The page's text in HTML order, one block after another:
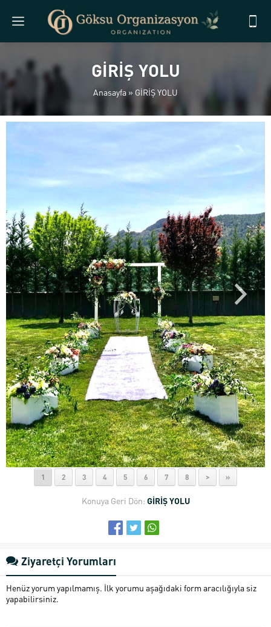
GİRİŞ YOLU
Anasayfa» GİRİŞ YOLU
1 2 3 4 5 6 7 8 > »
Konuya Geri Dön: GİRİŞ YOLU
Ziyaretçi Yorumları
Henüz yorum yapılmamış. İlk yorumu aşağıdaki form aracılığıyla siz
yapabilirsiniz.